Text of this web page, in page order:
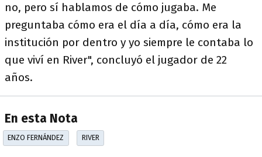
no, pero sí hablamos de cómo jugaba. Me
preguntaba cómo era el día a día, cómo era la
institución por dentro y yo siempre le contaba lo
que viví en River", concluyó el jugador de 22
años.
En esta Nota
ENZO FERNÁNDEZ RIVER